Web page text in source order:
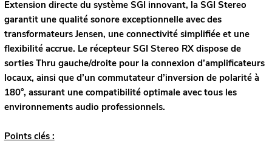
Extension directe du système SGI innovant, la SGI Stereo
garantit une qualité sonore exceptionnelle avec des
transformateurs Jensen, une connectivité simplifiée et une
flexibilité accrue. Le récepteur SGI Stereo RX dispose de
sorties Thru gauche/droite pour la connexion d’amplificateurs
locaux, ainsi que d’un commutateur d’inversion de polarité à
180°, assurant une compatibilité optimale avec tous les
environnements audio professionnels.
Points clés :